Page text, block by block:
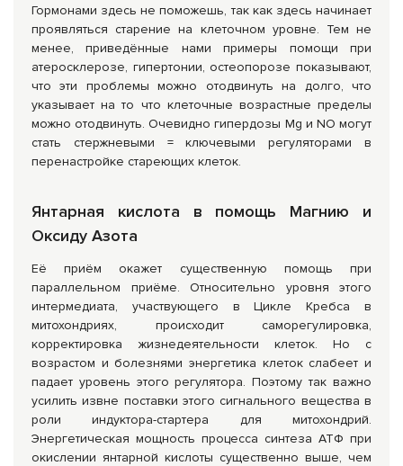
Гормонами здесь не поможешь, так как здесь начинает
проявляться старение на клеточном уровне. Тем не
менее, приведённые нами примеры помощи при
атеросклерозе, гипертонии, остеопорозе показывают,
что эти проблемы можно отодвинуть на долго, что
указывает на то что клеточные возрастные пределы
можно отодвинуть. Очевидно гипердозы Mg и NO могут
стать стержневыми = ключевыми регуляторами в
перенастройке стареющих клеток.
Янтарная кислота в помощь Магнию и
Оксиду Азота
Её приём окажет существенную помощь при
параллельном приёме. Относительно уровня этого
интермедиата, участвующего в Цикле Кребса в
митохондриях, происходит саморегулировка,
корректировка жизнедеятельности клеток. Но с
возрастом и болезнями энергетика клеток слабеет и
падает уровень этого регулятора. Поэтому так важно
усилить извне поставки этого сигнального вещества в
роли индуктора-стартера для митохондрий.
Энергетическая мощность процесса синтеза АТФ при
окислении янтарной кислоты существенно выше, чем